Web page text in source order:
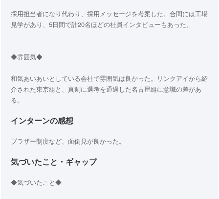
採用担当者になり代わり、採用メッセージを考案した。合間には工場
見学があり、5日間で計20名ほどの社員インタビューもあった。
◆雰囲気◆
和気あいあいとしている会社で雰囲気は良かった。リンクアイから紹
介された東京組と、真剣に選考を通過した名古屋組に意識の差があ
る。
インターンの感想
ブラザー制度など、面倒見が良かった。
気づいたこと・ギャップ
◆気づいたこと◆